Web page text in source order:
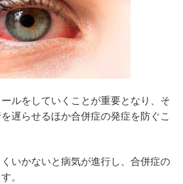
ルをしていくことが重要となり、そ
遅らせるほか合併症の発症を防ぐこ
いかないと病気が進行し、合併症の
。